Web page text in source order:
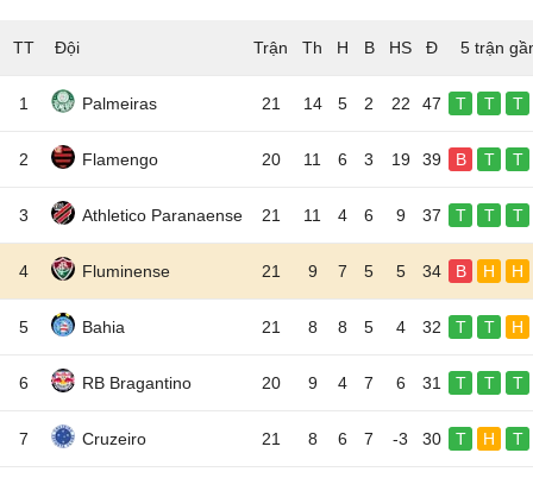
TT Đội 5 trận
1 Palmeiras 21 14 5 2 22 47 T T T
2 Flamengo 20 11 6 3 19 39 B T T
3 Athletico Paranaense 21 11 4 6 9 37 T T T
4 Fluminense 21 9 7 5 5 34 B H H
5 Bahia 21 8 8 5 4 32 T T H
6 RB Bragantino 20 9 4 7 6 31 T T T
7 Cruzeiro 21 8 6 7 -3 30 T H T